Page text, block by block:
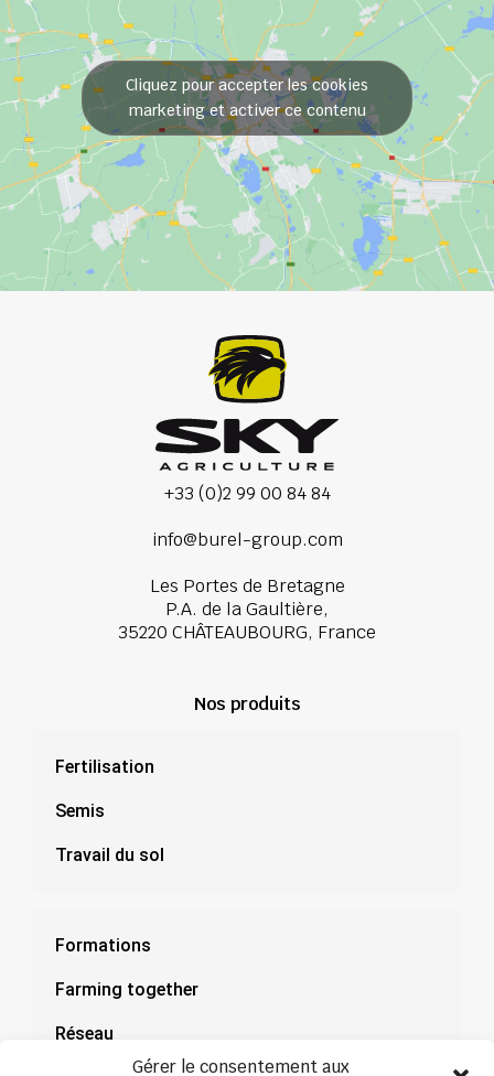
Gérer le consentement aux
Cliquez pour accepter les cookies
marketing et activer ce contenu
+33 (0)2 99 00 84 84
info@burel-group.com
Les Portes de Bretagne
P.A. de la Gaultière,
35220 CHÂTEAUBOURG, France
Nos produits
Fertilisation
Semis
Travail du sol
Formations
Farming together
Réseau